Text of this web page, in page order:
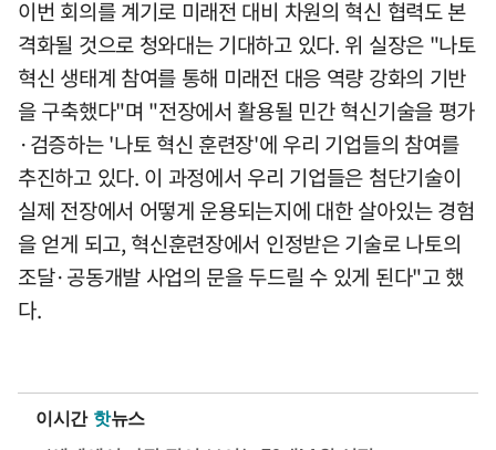
이번 회의를 계기로 미래전 대비 차원의 혁신 협력도 본
격화될 것으로 청와대는 기대하고 있다. 위 실장은 "나토
혁신 생태계 참여를 통해 미래전 대응 역량 강화의 기반
을 구축했다"며 "전장에서 활용될 민간 혁신기술을 평가
·검증하는 '나토 혁신 훈련장'에 우리 기업들의 참여를
추진하고 있다. 이 과정에서 우리 기업들은 첨단기술이
실제 전장에서 어떻게 운용되는지에 대한 살아있는 경험
을 얻게 되고, 혁신훈련장에서 인정받은 기술로 나토의
조달·공동개발 사업의 문을 두드릴 수 있게 된다"고 했
다.
이시간 핫뉴스